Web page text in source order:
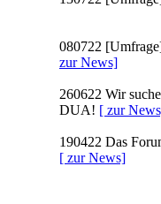
080722
zur News]
260622 Wir
DUA! [ zur
190422 Das
[ zur News]